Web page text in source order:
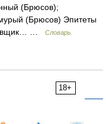
(Брюсов);
(Брюсов) Эпитеты
…
Словарь
18+